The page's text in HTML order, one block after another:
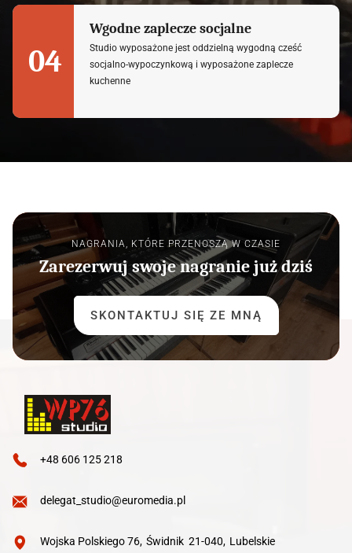
04
Wgodne zaplecze socjalne
Studio wyposażone jest oddzielną wygodną cześć
socjalno-wypoczynkową i wyposażone zaplecze
kuchenne
NAGRANIA, KTÓRE PRZENOSZĄ W CZASIE
Zarezerwuj swoje nagranie już dziś
SKONTAKTUJ SIĘ ZE MNĄ
+48 606 125 218
delegat_studio@euromedia.pl
Wojska Polskiego 76, Świdnik 21-040, Lubelskie